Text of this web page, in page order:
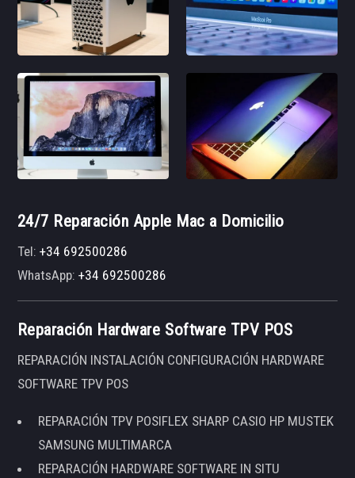
24/7 Reparación Apple Mac a Domicilio
Tel:+34 692500286
WhatsApp:+34 692500286
Reparación Hardware Software TPV POS
REPARACIÓN INSTALACIÓN CONFIGURACIÓN HARDWARE
SOFTWARE TPV POS
REPARACIÓN TPV POSIFLEX SHARP CASIO HP MUSTEK
SAMSUNG MULTIMARCA
REPARACIÓN HARDWARE SOFTWARE IN SITU